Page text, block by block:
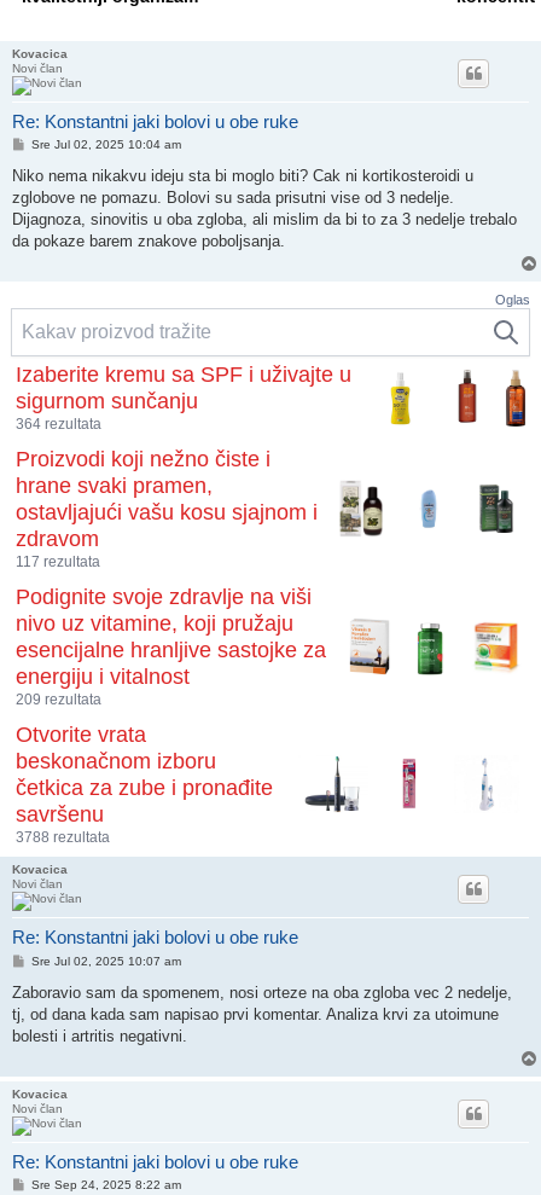
Kovacica
Novi član
Re: Konstantni jaki bolovi u obe ruke
Post
Sre Jul 02, 2025 10:04 am
Niko nema nikakvu ideju sta bi moglo biti? Cak ni kortikosteroidi u
zglobove ne pomazu. Bolovi su sada prisutni vise od 3 nedelje.
Dijagnoza, sinovitis u oba zgloba, ali mislim da bi to za 3 nedelje trebalo
da pokaze barem znakove poboljsanja.
Oglas
Izaberite kremu sa SPF i uživajte u
sigurnom sunčanju
364 rezultata
Proizvodi koji nežno čiste i
hrane svaki pramen,
ostavljajući vašu kosu sjajnom i
zdravom
117 rezultata
Podignite svoje zdravlje na viši
nivo uz vitamine, koji pružaju
esencijalne hranljive sastojke za
energiju i vitalnost
209 rezultata
Otvorite vrata
beskonačnom izboru
četkica za zube i pronađite
savršenu
3788 rezultata
Kovacica
Novi član
Re: Konstantni jaki bolovi u obe ruke
Post
Sre Jul 02, 2025 10:07 am
Zaboravio sam da spomenem, nosi orteze na oba zgloba vec 2 nedelje,
tj, od dana kada sam napisao prvi komentar. Analiza krvi za utoimune
bolesti i artritis negativni.
Kovacica
Novi član
Re: Konstantni jaki bolovi u obe ruke
Post
Sre Sep 24, 2025 8:22 am